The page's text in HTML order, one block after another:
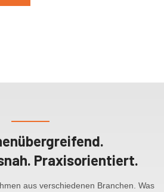
Praxisorientiert.
aus verschiedenen Branchen. Was